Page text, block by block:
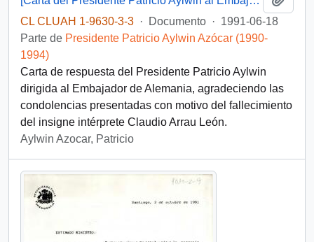
CL CLUAH 1-9630-3-3 · Documento · 1991-06-18
Parte de Presidente Patricio Aylwin Azócar (1990-
1994)
Carta de respuesta del Presidente Patricio Aylwin
dirigida al Embajador de Alemania, agradeciendo las
condolencias presentadas con motivo del fallecimiento
del insigne intérprete Claudio Arrau León.
Aylwin Azocar, Patricio